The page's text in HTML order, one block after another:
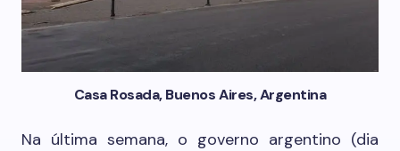
Casa Rosada, Buenos Aires, Argentina
Na última semana, o governo argentino (dia